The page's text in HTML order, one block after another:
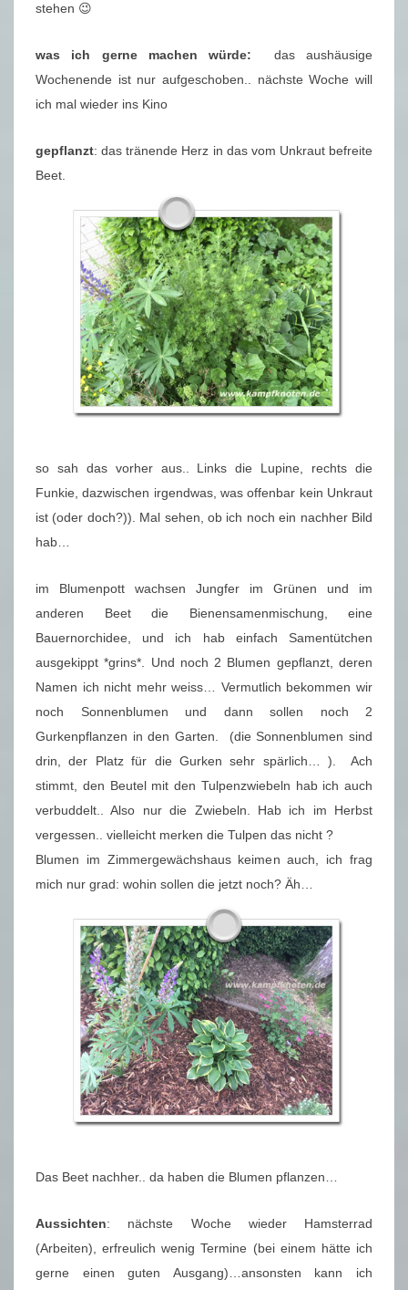
stehen 😉
was ich gerne machen würde: das aushäusige
Wochenende ist nur aufgeschoben.. nächste Woche will
ich mal wieder ins Kino
gepflanzt: das tränende Herz in das vom Unkraut befreite
Beet.
so sah das vorher aus.. Links die Lupine, rechts die
Funkie, dazwischen irgendwas, was offenbar kein Unkraut
ist (oder doch?)). Mal sehen, ob ich noch ein nachher Bild
hab…
im Blumenpott wachsen Jungfer im Grünen und im
anderen Beet die Bienensamenmischung, eine
Bauernorchidee, und ich hab einfach Samentütchen
ausgekippt *grins*. Und noch 2 Blumen gepflanzt, deren
Namen ich nicht mehr weiss… Vermutlich bekommen wir
noch Sonnenblumen und dann sollen noch 2
Gurkenpflanzen in den Garten. (die Sonnenblumen sind
drin, der Platz für die Gurken sehr spärlich… ). Ach
stimmt, den Beutel mit den Tulpenzwiebeln hab ich auch
verbuddelt.. Also nur die Zwiebeln. Hab ich im Herbst
vergessen.. vielleicht merken die Tulpen das nicht ?
Blumen im Zimmergewächshaus keimen auch, ich frag
mich nur grad: wohin sollen die jetzt noch? Äh…
Das Beet nachher.. da haben die Blumen pflanzen…
Aussichten: nächste Woche wieder Hamsterrad
(Arbeiten), erfreulich wenig Termine (bei einem hätte ich
gerne einen guten Ausgang)…ansonsten kann ich